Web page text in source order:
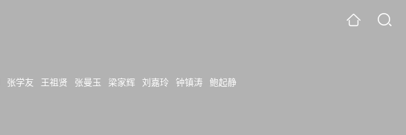
张学友 王祖贤 张曼玉 梁家辉 刘嘉玲 钟镇涛
鲍起静